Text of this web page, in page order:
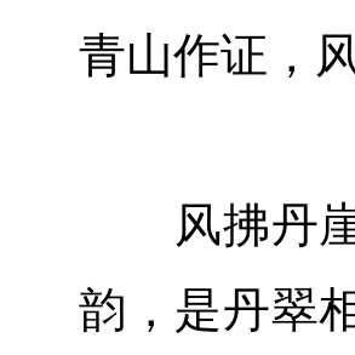
青山作证，
风拂丹崖
韵，是丹翠